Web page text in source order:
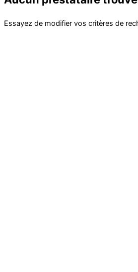
Essayez de modifier vos critères de